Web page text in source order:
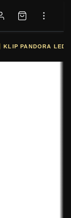
KLIP PANDORA